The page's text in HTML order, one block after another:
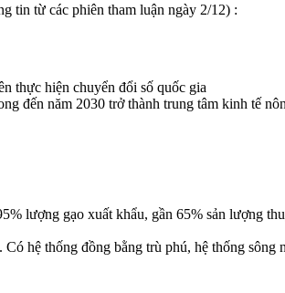
tin từ các phiên tham luận ngày 2/12) :
thực hiện chuyển đổi số quốc gia
đến năm 2030 trở thành trung tâm kinh tế
lượng gạo xuất khẩu, gần 65% sản lượng
hệ thống đồng bằng trù phú, hệ thống sông